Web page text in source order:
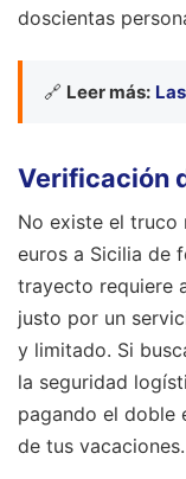
doscientas
🔗 Leer más:
Verificación
No existe el
euros a Sicilia de
trayecto requiere
justo por un
y limitado. Si
la seguridad
pagando el doble
de tus vacaciones.